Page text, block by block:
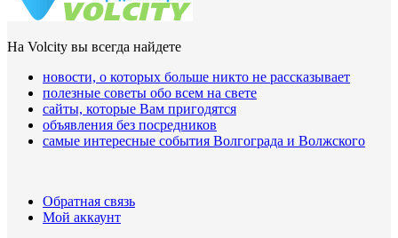
На Volcity вы всегда найдете
новости, о которых больше никто не рассказывает
полезные советы обо всем на свете
сайты, которые Вам пригодятся
объявления без посредников
самые интересные события Волгограда и Волжского
Обратная связь
Мой аккаунт